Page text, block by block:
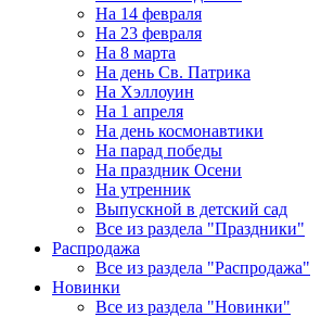
На 14 февраля
На 23 февраля
На 8 марта
На день Св. Патрика
На Хэллоуин
На 1 апреля
На день космонавтики
На парад победы
На праздник Осени
На утренник
Выпускной в детский сад
Все из раздела "Праздники"
Распродажа
Все из раздела "Распродажа"
Новинки
Все из раздела "Новинки"